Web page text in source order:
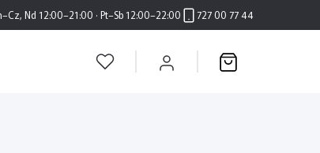
Nd 12:00–21:00 · Pt–Sb 12:00–22:00 727 00 77 44